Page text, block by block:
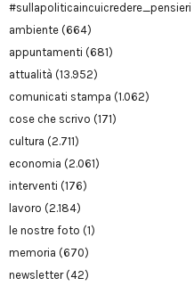
#sullapoliticaincuicredere_pensieri
ambiente (664)
appuntamenti (681)
attualità (13.952)
comunicati stampa (1.062)
cose che scrivo (171)
cultura (2.711)
economia (2.061)
interventi (176)
lavoro (2.184)
le nostre foto (1)
memoria (670)
newsletter(42)